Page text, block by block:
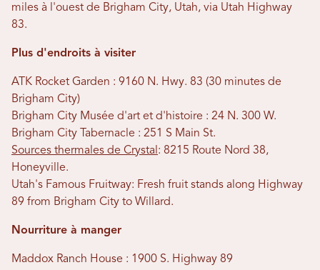
miles à l'ouest de Brigham City, Utah, via Utah Highway
83.
Plus d'endroits à visiter
ATK Rocket Garden : 9160 N. Hwy. 83 (30 minutes de
Brigham City)
Brigham City Musée d'art et d'histoire : 24 N. 300 W.
Brigham City Tabernacle : 251 S Main St.
Sources thermales de Crystal : 8215 Route Nord 38,
Honeyville.
Utah's Famous Fruitway: Fresh fruit stands along Highway
89 from Brigham City to Willard.
Nourriture à manger
Maddox Ranch House : 1900 S. Highway 89